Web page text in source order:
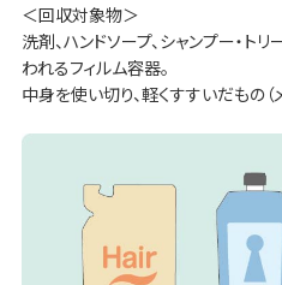
＜回収対象物＞
洗剤、ハンドソープ、シャンプー・ト
われるフィルム容器。
中身を使い切り、軽くすすいだもの（